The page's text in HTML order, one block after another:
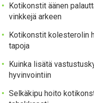
Kotikonstit äänen
vinkkejä arkeen
Kotikonstit kolesterolin
tapoja
Kuinka lisätä
hyvinvointiin
Selkäkipu hoito